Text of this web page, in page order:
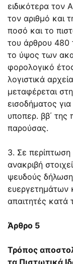
ειδικότερα τον
τον αριθμό και
ποσό και το
του άρθρου 480
το ύψος των
φορολογικό
λογιστικά
μεταφέρεται
εισοδήματος για
υποπερ. ββ΄ της
παρούσας.
3. Σε
ανακριβή
ψευδούς
ευεργετημάτων
απαιτητές κατά
Άρθρο 5
Τρόπος
τα Πιστωτικά